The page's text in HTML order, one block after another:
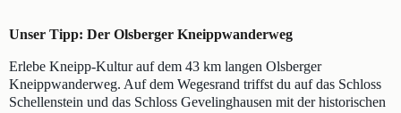
Unser Tipp: Der Olsberger Kneippwanderweg
Erlebe Kneipp-Kultur auf dem 43 km langen Olsberger
Kneippwanderweg. Auf dem Wegesrand triffst du auf das Schloss
Schellenstein und das Schloss Gevelinghausen mit der historischen